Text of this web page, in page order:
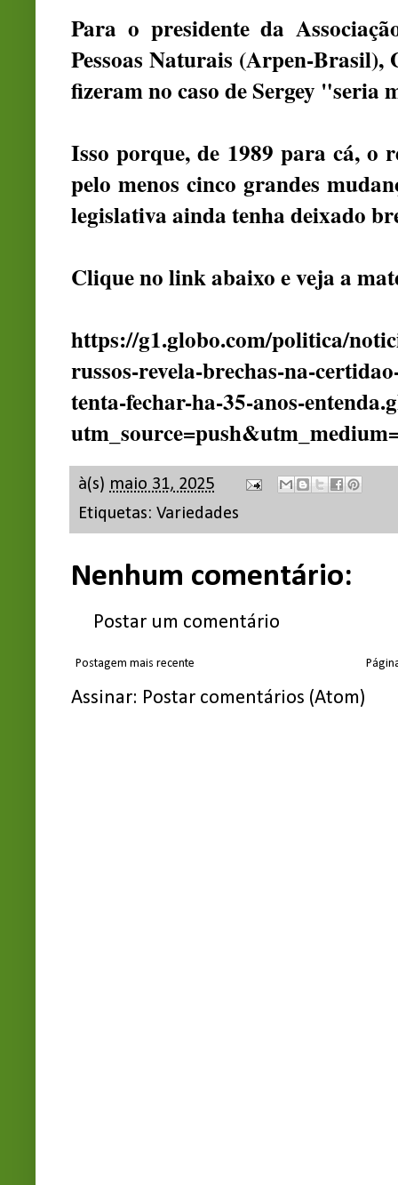
Para o presidente da
Pessoas Naturais (Arpen-Brasil),
fizeram no caso de Sergey
Isso porque, de 1989 para cá, o
pelo menos cinco grandes
legislativa ainda tenha deixado
Clique no link abaixo e veja a
https://g1.globo.com/politica/
russos-revela-brechas-na-
tenta-fechar-ha-35-anos-
à(s) maio 31, 2025
Etiquetas: Variedades
Nenhum comentário:
Postar um comentário
Postagem mais recente
Assinar: Postar comentários (Atom)